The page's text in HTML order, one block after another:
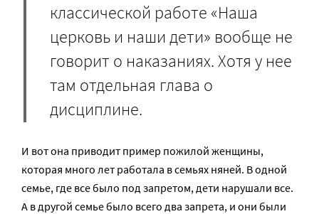
классической работе «Наша
церковь и наши дети» вообще не
говорит о наказаниях. Хотя у нее
там отдельная глава о
дисциплине.
И вот она приводит пример пожилой женщины,
которая много лет работала в семьях няней. В одной
семье, где все было под запретом, дети нарушали все.
А в другой семье было всего два запрета, и они были